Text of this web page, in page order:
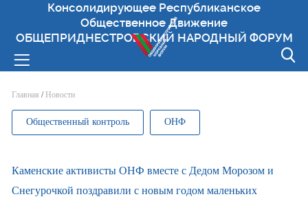
Консолидирующее Республиканское
Общественное Движение
ОБЩЕПРИДНЕСТРОВСКИЙ НАРОДНЫЙ ФОРУМ
Вы здесь
Главная / Новости
Общественный контроль ОНФ
Каменские активисты ОНФ вместе с Дедом Морозом и
Снегурочкой поздравили с новым годом маленьких